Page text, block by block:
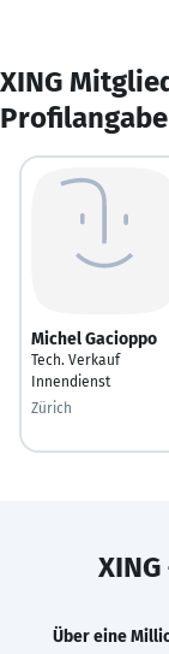
XING
Michel Gacioppo
Tech. Verkauf
Innendienst
Zürich
Über eine